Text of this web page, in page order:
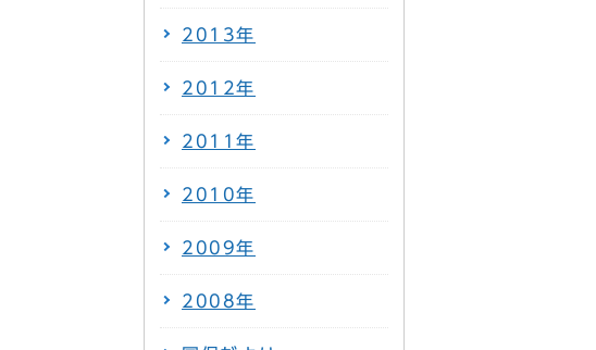
2013年
2012年
2011年
2010年
2009年
2008年